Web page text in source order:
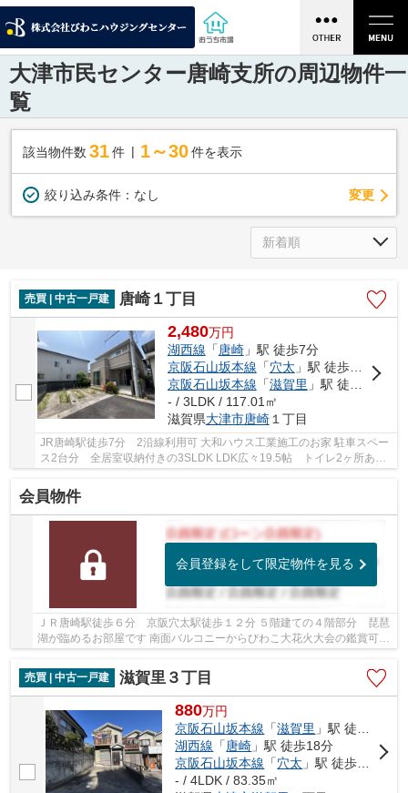
大津市民センター唐崎支所の周辺物件一
覧
該当物件数 31件 1～30 件を表示
絞り込み条件： なし 変更
売買 | 中古一戸建 唐崎１丁目
2,480万円
湖西線 「唐崎」駅 徒歩7分
京阪石山坂本線 「穴太 」駅 徒歩20分
京阪石山坂本線 「滋賀里 」駅 徒歩22分
- / 3LDK / 117.01㎡
滋賀県大津市唐崎１丁目
JR唐崎駅徒歩7分 2沿線利用可 大和ハウス工業施工のお家 駐車スペー
ス2台分 全居室収納付きの3SLDK LDK広々19.5帖 トイレ2ヶ所あ
り 二面バルコニー
会員物件
会員登録をして限定物件を見る
ＪＲ唐崎駅徒歩６分 京阪穴太駅徒歩１２分 ５階建ての４階部分 琵琶
湖が臨めるお部屋です 南面バルコニーからびわこ大花火大会の鑑賞可能
売買 | 中古一戸建
滋賀里３丁目
880万円
京阪石山坂本線 「滋賀里 」駅 徒歩16分
湖西線 「唐崎 」駅 徒歩18分
京阪石山坂本線 「穴太 」駅 徒歩18分
- / 4LDK / 83.35㎡